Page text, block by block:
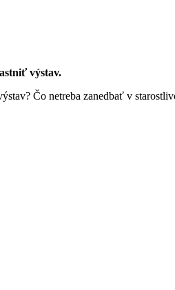
výstav.
Čo netreba zanedbať v